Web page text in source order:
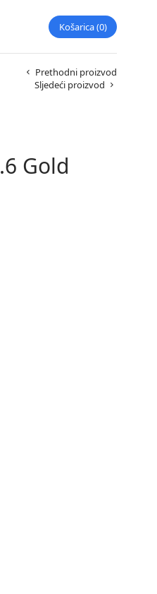
Košarica 0
Prethodni proizvod
Sljedeći proizvod
Gold